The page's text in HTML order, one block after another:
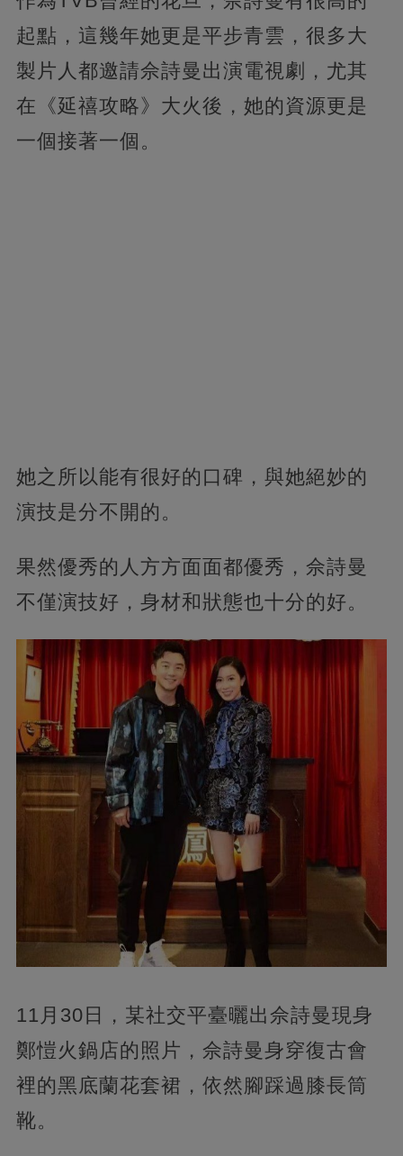
起點，這幾年她更是平步青雲，很多大
製片人都邀請佘詩曼出演電視劇，尤其
在《延禧攻略》大火後，她的資源更是
一個接著一個。
她之所以能有很好的口碑，與她絕妙的
演技是分不開的。
果然優秀的人方方面面都優秀，佘詩曼
不僅演技好，身材和狀態也十分的好。
11月30日，某社交平臺曬出佘詩曼現身
鄭愷火鍋店的照片，佘詩曼身穿復古會
裡的黑底蘭花套裙，依然腳踩過膝長筒
靴。